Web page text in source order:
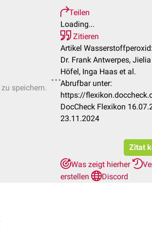
speichern.
Teilen
Loading...
Zitieren
Artikel Wasserstoffperoxid:
Dr. Frank Antwerpes,
Höfel, Inga Haas et al.
Abrufbar unter:
https://
DocCheck Flexikon
23.11.2024
Zitat
Was zeigt hierher
erstellen
Discord